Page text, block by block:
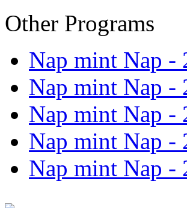
Other Programs
Nap mint Nap -
Nap mint Nap -
Nap mint Nap -
Nap mint Nap -
Nap mint Nap -